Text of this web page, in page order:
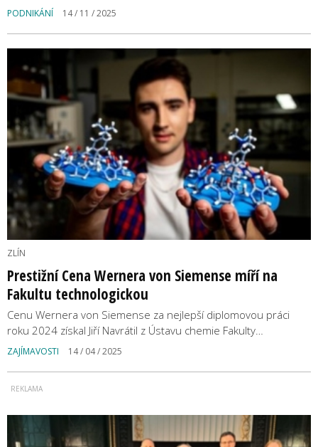
PODNIKÁNÍ 14 / 11 / 2025
ZLÍN
Prestižní Cena Wernera von Siemense míří na
Fakultu technologickou
Cenu Wernera von Siemense za nejlepší diplomovou práci
roku 2024 získal Jiří Navrátil z Ústavu chemie Fakulty…
ZAJÍMAVOSTI 14 / 04 / 2025